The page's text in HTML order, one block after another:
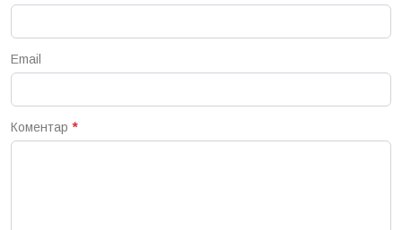
Email
Коментар *